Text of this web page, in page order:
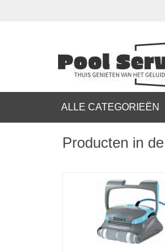
ALLE CATEGORIEËN
Producten in